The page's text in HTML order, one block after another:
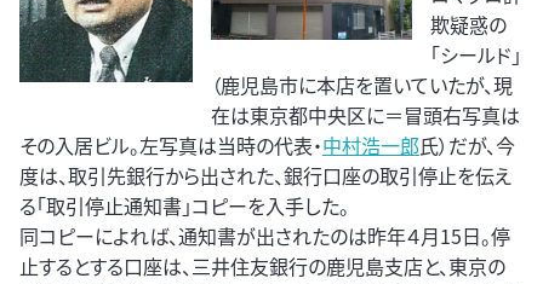
欺疑惑の
「シールド」
（鹿児島市に本店を置いていたが、現
在は東京都中央区に＝冒頭右写真は
その入居ビル。左写真は当時の代表・中村浩一郎氏）だが、今
度は、取引先銀行から出された、銀行口座の取引停止を伝え
る「取引停止通知書」コピーを入手した。
同コピーによれば、通知書が出されたのは昨年４月15日。停
止するとする口座は、三井住友銀行の鹿児島支店と、東京の